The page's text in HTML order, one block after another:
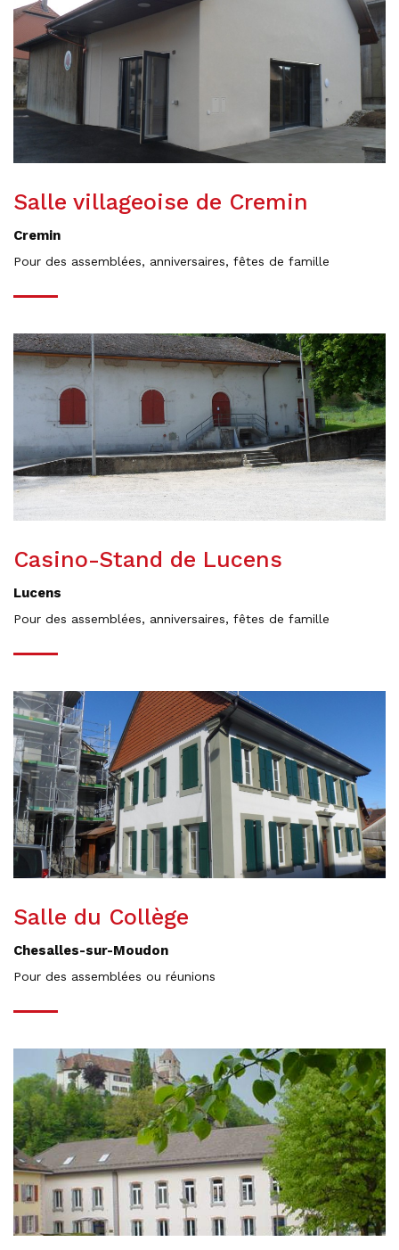
Salle villageoise de Cremin
Cremin
Pour des assemblées, anniversaires, fêtes de famille
Casino-Stand de Lucens
Lucens
Pour des assemblées, anniversaires, fêtes de famille
Salle du Collège
Chesalles-sur-Moudon
Pour des assemblées ou réunions